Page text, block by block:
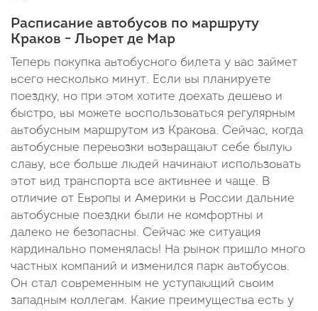
Расписание автобусов по маршруту
Краков - Льорет де Мар
Теперь покупка автобусного билета у вас займет
всего несколько минут. Если вы планируете
поездку, но при этом хотите доехать дешево и
быстро, вы можете воспользоваться регулярным
автобусным маршрутом из Кракова. Сейчас, когда
автобусные перевозки возвращают себе былую
славу, все больше людей начинают использовать
этот вид транспорта все активнее и чаще. В
отличие от Европы и Америки в России дальние
автобусные поездки были не комфортны и
далеко не безопасны. Сейчас же ситуация
кардинально поменялась! На рынок пришло много
частных компаний и изменился парк автобусов.
Он стал современным не уступающий своим
западным коллегам. Какие преимущества есть у